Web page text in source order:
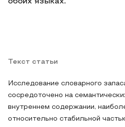
обоих языках.
Текст статьи
Исследование словарного
сосредоточено на
внутреннем содержании,
относительно стабильной